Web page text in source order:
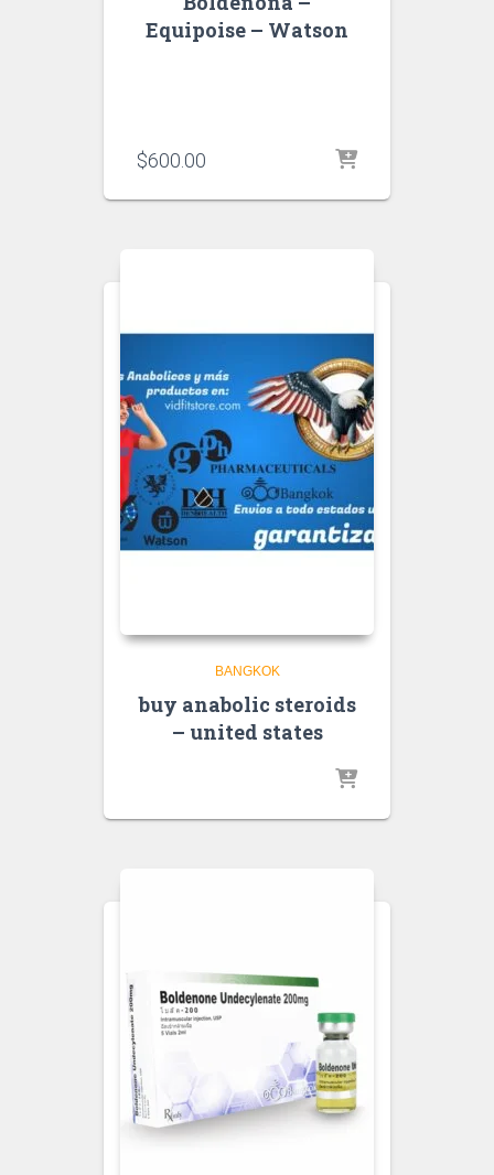
Equipoise – Watson
$600.00
BANGKOK
buy anabolic steroids
– united states